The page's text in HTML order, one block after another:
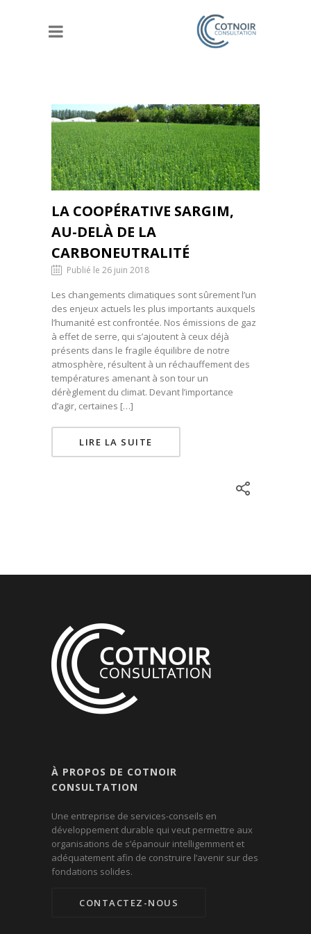
LA COOPÉRATIVE SARGIM,
AU-DELÀ DE LA
CARBONEUTRALITÉ
Publié le 26 juin 2018
Les changements climatiques sont sûrement l’un
des enjeux actuels les plus importants auxquels
l’humanité est confrontée. Nos émissions de gaz
à effet de serre, qui s’ajoutent à ceux déjà
présents dans le fragile équilibre de notre
atmosphère, résultent à un réchauffement des
températures amenant à son tour un
dérèglement du climat. Devant l’importance
d’agir, certaines […]
LIRE LA SUITE
À PROPOS DE COTNOIR
CONSULTATION
Une entreprise de services-conseils en
développement durable qui veut permettre aux
organisations de s’épanouir intelligemment et
adéquatement afin de construire l’avenir sur des
fondations solides.
CONTACTEZ-NOUS